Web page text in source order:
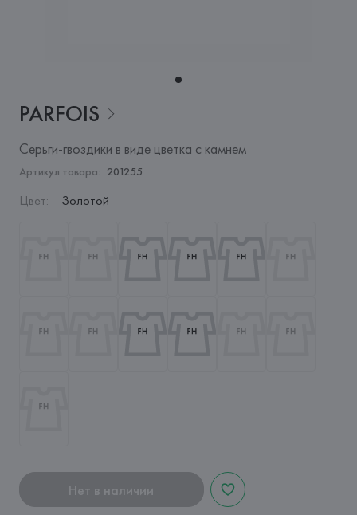
PARFOIS
Серьги-гвоздики в виде цветка с камнем
Артикул товара: 201255
Цвет: Золотой
Нет в наличии